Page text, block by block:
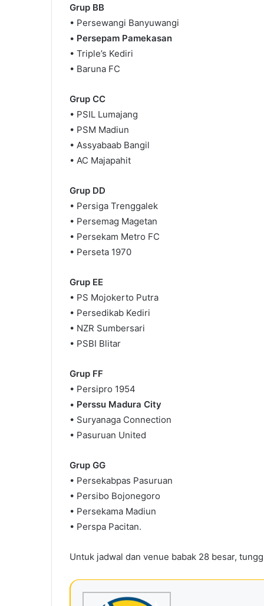
Grup BB
• Persewangi Banyuwangi
• Persepam Pamekasan
• Triple’s Kediri
• Baruna FC
Grup CC
• PSIL Lumajang
• PSM Madiun
• Assyabaab Bangil
• AC Majapahit
Grup DD
• Persiga Trenggalek
• Persemag Magetan
• Persekam Metro FC
• Perseta 1970
Grup EE
• PS Mojokerto Putra
• Persedikab Kediri
• NZR Sumbersari
• PSBI Blitar
Grup FF
• Persipro 1954
• Perssu Madura City
• Suryanaga Connection
• Pasuruan United
Grup GG
• Persekabpas Pasuruan
• Persibo Bojonegoro
• Persekama Madiun
• Perspa Pacitan.
Untuk jadwal dan venue babak 28 besar,